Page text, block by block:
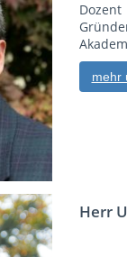
mehr
Herr